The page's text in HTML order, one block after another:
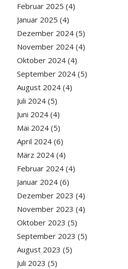
Februar 2025 (4)
Januar 2025 (4)
Dezember 2024(5)
November 2024(4)
Oktober 2024(4)
September 2024(5)
August 2024(4)
Juli 2024(5)
Juni 2024(4)
Mai 2024(5)
April 2024(6)
März 2024(4)
Februar 2024(4)
Januar 2024(6)
Dezember 2023 (4)
November 2023 (4)
Oktober 2023 (5)
September 2023 (5)
August 2023 (5)
Juli 2023 (5)